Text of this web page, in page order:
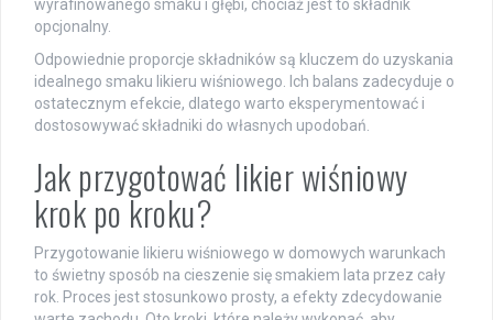
wyrafinowanego smaku i głębi, chociaż jest to składnik
opcjonalny.
Odpowiednie proporcje składników są kluczem do uzyskania
idealnego smaku likieru wiśniowego. Ich balans zadecyduje o
ostatecznym efekcie, dlatego warto eksperymentować i
dostosowywać składniki do własnych upodobań.
Jak przygotować likier wiśniowy
krok po kroku?
Przygotowanie likieru wiśniowego w domowych warunkach
to świetny sposób na cieszenie się smakiem lata przez cały
rok. Proces jest stosunkowo prosty, a efekty zdecydowanie